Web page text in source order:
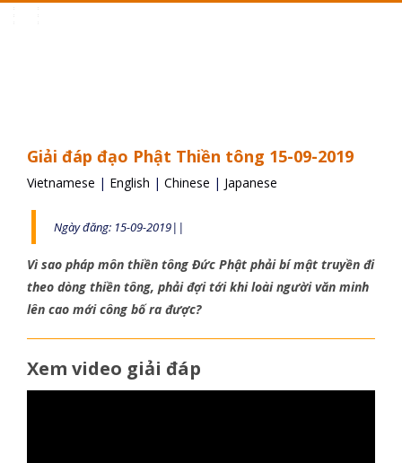
Giải đáp đạo Phật Thiền tông 15-09-2019
Vietnamese | English | Chinese | Japanese
Ngày đăng: 15-09-2019||
Vì sao pháp môn thiền tông Đức Phật phải bí mật truyền đi
theo dòng thiền tông, phải đợi tới khi loài người văn minh
lên cao mới công bố ra được?
Xem video giải đáp